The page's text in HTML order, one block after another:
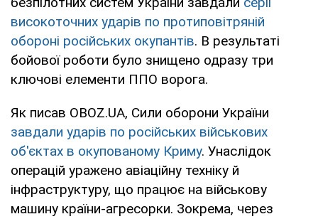
високоточних ударів по протиповітряній
обороні російських окупантів. В результаті
бойової роботи було знищено одразу три
ключові елементи ППО ворога.
Як писав OBOZ.UA, Сили оборони України
завдали ударів по російських військових
об'єктах в окупованому Криму. Унаслідок
операцій уражено авіаційну техніку й
інфраструктуру, що працює на військову
машину країни-агресорки. Зокрема, через